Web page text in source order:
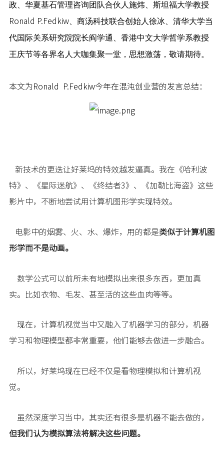
政、华夏基石管理咨询团队合伙人施炜、斯坦福大学教授
Ronald P.Fedkiw、商汤科技联合创始人徐冰、清华大学当
代国际关系研究院院长阎学通、香港中文大学哲学系教授
王庆节等各界名人大咖集聚一堂，思想激荡，敬请期待。
本文为Ronald P.Fedkiw今年在混沌创业营的发言总结：
新技术的更迭让好莱坞的特效越发逼真。我在《哈利波
特》、《星际迷航》、《终结者3》、《加勒比海盗》这些
影片中，不断地尝试用计算机图形学实现特效。
电影中的烟雾、火、水、爆炸，用的都是类似于计算机图
形学而不是动画。
数学公式可以前所未有地模拟出来很多东西，更加真
实。比如衣物、毛发、甚至活的这些血肉等等。
现在，计算机视觉当中又融入了机器学习的部分，机器
学习和物理模型都非常重要，他们能够去做进一步融合。
所以，好莱坞现在已经不仅是看物理模拟和计算机视
觉。
虽然深度学习当中，其实还有很多是机器不能去做的，
但我们认为模拟算法将解决这些问题。